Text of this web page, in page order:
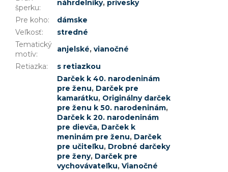
šperku:
náhrdelníky, prívesky
Pre koho:
dámske
Veľkosť:
stredné
Tematický
motív:
anjelské, vianočné
Retiazka: s retiazkou
Darček k 40. narodeninám
pre ženu, Darček pre
kamarátku, Originálny darček
pre ženu k 50. narodeninám,
Darček k 20. narodeninám
pre dievča, Darček k
meninám pre ženu, Darček
pre učiteľku, Drobné darčeky
pre ženy, Darček pre
vychovávateľku, Vianočné